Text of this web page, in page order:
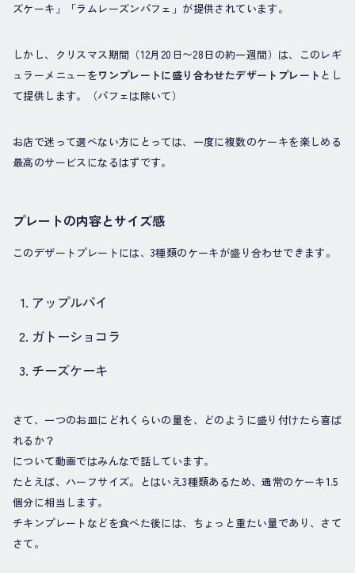
ズケーキ」「ラムレーズンパフェ」が提供されています。
しかし、クリスマス期間（12月20日〜28日の約一週間）は、このレギ
ュラーメニューをワンプレートに盛り合わせたデザートプレート とし
て提供します。（パフェは除いて）
お店で迷って選べない方にとっては、一度に複数のケーキを楽しめる
最高のサービスになるはずです。
プレートの内容とサイズ感
このデザートプレートには、3種類のケーキが盛り合わせできます。
アップルパイ
ガトーショコラ
チーズケーキ
さて、一つのお皿にどれくらいの量を、どのように盛り付けたら喜ば
れるか？
について動画ではみんなで話しています。
たとえば、ハーフサイズ。とはいえ3種類あるため、通常のケーキ1.5
個分に相当します。
チキンプレートなどを食べた後には、ちょっと重たい量であり、さて
さて。